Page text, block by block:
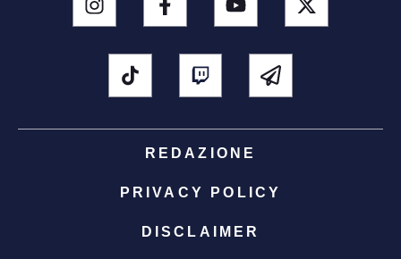
REDAZIONE
PRIVACY POLICY
DISCLAIMER